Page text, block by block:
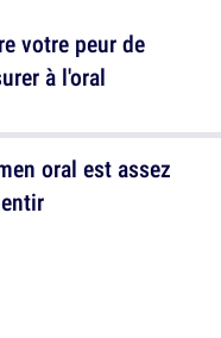
votre peur de
à l'oral
oral est assez